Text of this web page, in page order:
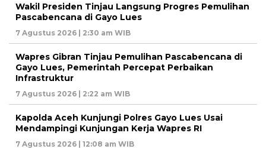
Wakil Presiden Tinjau Langsung Progres Pemulihan
Pascabencana di Gayo Lues
7 Agustus 2026 | 2:30 am WIB
Wapres Gibran Tinjau Pemulihan Pascabencana di
Gayo Lues, Pemerintah Percepat Perbaikan
Infrastruktur
7 Agustus 2026 | 2:22 am WIB
Kapolda Aceh Kunjungi Polres Gayo Lues Usai
Mendampingi Kunjungan Kerja Wapres RI
7 Agustus 2026 | 12:08 am WIB